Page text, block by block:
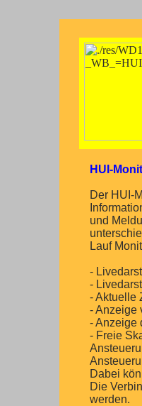
HUI-
Der HUI-
und
Lauf
-
-
- Aktuelle
- Anzeige
- Anzeige
- Freie
Dabei
Die
werden.